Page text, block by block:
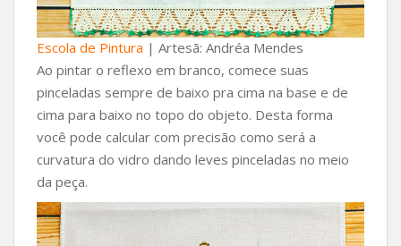
Escola de Pintura | Artesã: Andréa Mendes
Ao pintar o reflexo em branco, comece suas
pinceladas sempre de baixo pra cima na base e de
cima para baixo no topo do objeto. Desta forma
você pode calcular com precisão como será a
curvatura do vidro dando leves pinceladas no meio
da peça.